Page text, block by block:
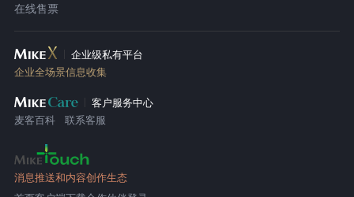
在线售票
企业级私有平台
企业全场景信息收集
客户服务中心
麦客百科
联系客服
消息推送和内容创作生态